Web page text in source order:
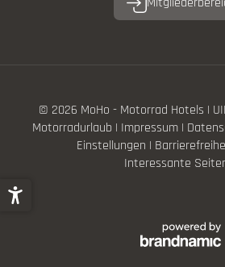
© 2026 MoHo - Motorrad Hotels |
Motorradurlaub | Impressum |
Einstellungen |
Interessante